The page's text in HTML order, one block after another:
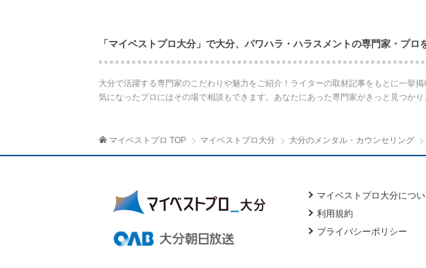
「マイベストプロ大分」で大分、パワハラ・ハラスメントの専門家・プロ
大分で活躍する専門家のこだわりや魅力をご紹介！ライターの取材記事をもとに一挙
気になったプロにはその場で相談もできます。あなたにあった専門家がきっと見つか
マイベストプロ TOP マイベストプロ大分 大分のメンタル・カウンセリング
マイベストプロ大分につ
利用規約
プライバシーポリシー